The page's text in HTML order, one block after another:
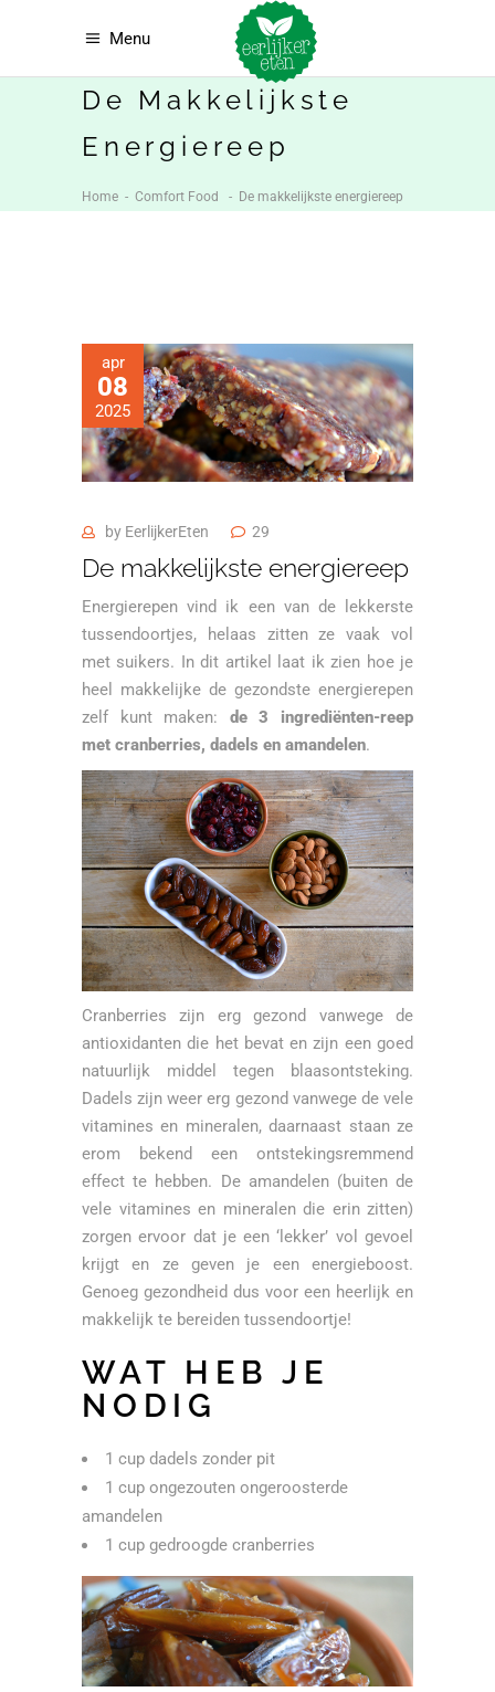
Menu
De Makkelijkste
Energiereep
Home - Comfort Food - De makkelijkste energiereep
apr
08
2025
by EerlijkerEten 29
De makkelijkste energiereep
Energierepen vind ik een van de lekkerste
tussendoortjes, helaas zitten ze vaak vol
met suikers. In dit artikel laat ik zien hoe je
heel makkelijke de gezondste energierepen
zelf kunt maken: de 3 ingrediënten-reep
met cranberries, dadels en amandelen.
Cranberries zijn erg gezond vanwege de
antioxidanten die het bevat en zijn een goed
natuurlijk middel tegen blaasontsteking.
Dadels zijn weer erg gezond vanwege de vele
vitamines en mineralen, daarnaast staan ze
erom bekend een ontstekingsremmend
effect te hebben. De amandelen (buiten de
vele vitamines en mineralen die erin zitten)
zorgen ervoor dat je een ‘lekker’ vol gevoel
krijgt en ze geven je een energieboost.
Genoeg gezondheid dus voor een heerlijk en
makkelijk te bereiden tussendoortje!
WAT HEB JE
NODIG
1 cup dadels zonder pit
1 cup ongezouten ongeroosterde
amandelen
1 cup gedroogde cranberries